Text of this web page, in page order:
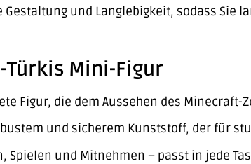
und Langlebigkeit, sodass Sie
Türkis Mini-Figur
Figur, die dem Aussehen des Minecraft-
und sicherem Kunststoff, der für
Spielen und Mitnehmen – passt in jede